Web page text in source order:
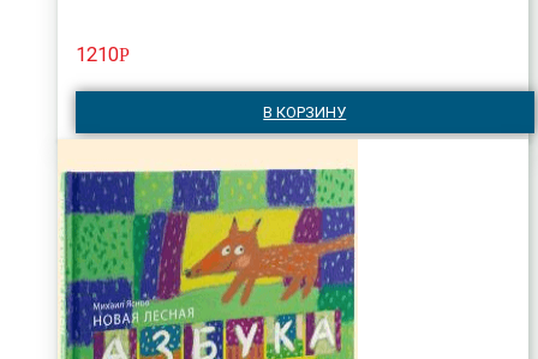
1210Р
В КОРЗИНУ